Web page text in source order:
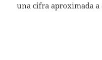
una cifra aproximada a